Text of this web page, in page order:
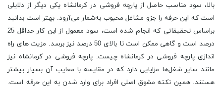
بالا، سود مناسب حاصل از پارچه فروشی در کرمانشاه یکی دیگر از دلایلی
است که این حرفه را جزو مشاغل محبوب به‌شمار می‌آرود. بهتر است بدانید
براساس تحقیقاتی که انجام شده است، سود معمول از این کار حداقل 25
درصد است و گاهی ممکن است تا بالای 50 درصد نیز برسد. مزیت‌ های راه
اندازی پارچه فروشی در کرمانشاه چیست. پارچه فروشی در کرمانشاه نیز
مانند سایر شغل‌ها مزایایی دارد که در مقایسه با معایب آن بسیار بیشتر
هستند. همین نکته مشوق اصلی افراد برای وارد شدن به این حرفه است.